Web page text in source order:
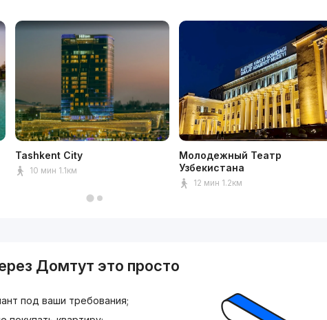
Tashkent City
10 мин 1.1км
Молодежный Театр
Узбекистана
12 мин 1.2км
Домтут это просто
под ваши требования;